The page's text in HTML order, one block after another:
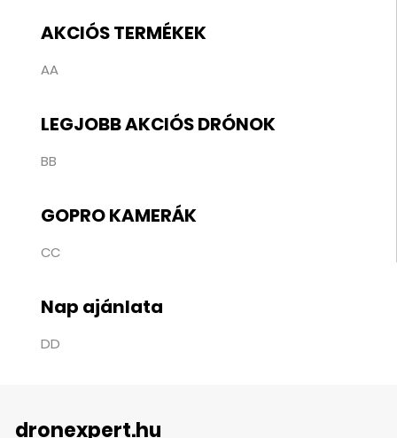
AKCIÓS TERMÉKEK
AA
LEGJOBB AKCIÓS DRÓNOK
BB
GOPRO KAMERÁK
CC
Nap ajánlata
DD
dronexpert.hu